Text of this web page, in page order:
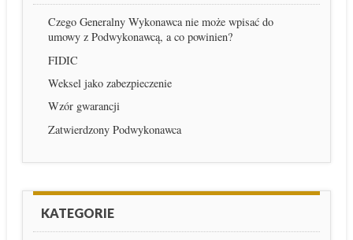
Czego Generalny Wykonawca nie może wpisać do
umowy z Podwykonawcą, a co powinien?
FIDIC
Weksel jako zabezpieczenie
Wzór gwarancji
Zatwierdzony Podwykonawca
KATEGORIE